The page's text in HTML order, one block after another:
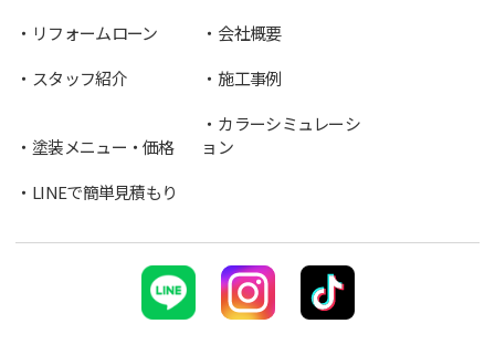
リフォームローン
会社概要
スタッフ紹介
施工事例
塗装メニュー・価格
カラーシミュレーシ
ョン
LINEで簡単見積もり